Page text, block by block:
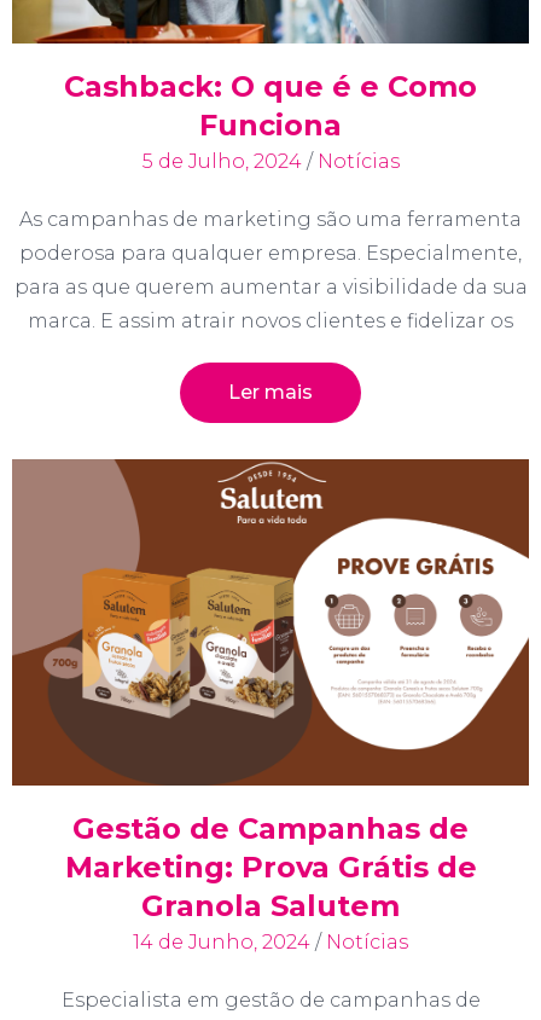
Cashback: O que é e Como
Funciona
5 de Julho, 2024 / Notícias
As campanhas de marketing são uma ferramenta
poderosa para qualquer empresa. Especialmente,
para as que querem aumentar a visibilidade da sua
marca. E assim atrair novos clientes e fidelizar os
Ler mais
Gestão de Campanhas de
Marketing: Prova Grátis de
Granola Salutem
14 de Junho, 2024 / Notícias
Especialista em gestão de campanhas de